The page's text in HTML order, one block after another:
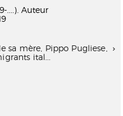
....). Auteur
mère, Pippo Pugliese,
ital...